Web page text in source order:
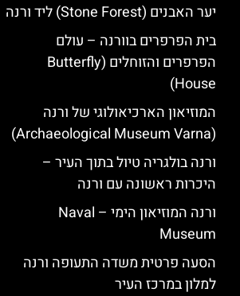
יער האבנים (Stone Forest) ליד ורנה
בית הפרפרים בוורנה – עולם
הפרפרים והזוחלים (Butterfly
House)
המוזיאון הארכיאולוגי של ורנה
(Archaeological Museum Varna)
ורנה בולגריה טיול בתוך העיר –
היכרות ראשונה עם ורנה
ורנה המוזיאון הימי – Naval
Museum
הסעה פרטית משדה התעופה ורנה
למלון במרכז העיר